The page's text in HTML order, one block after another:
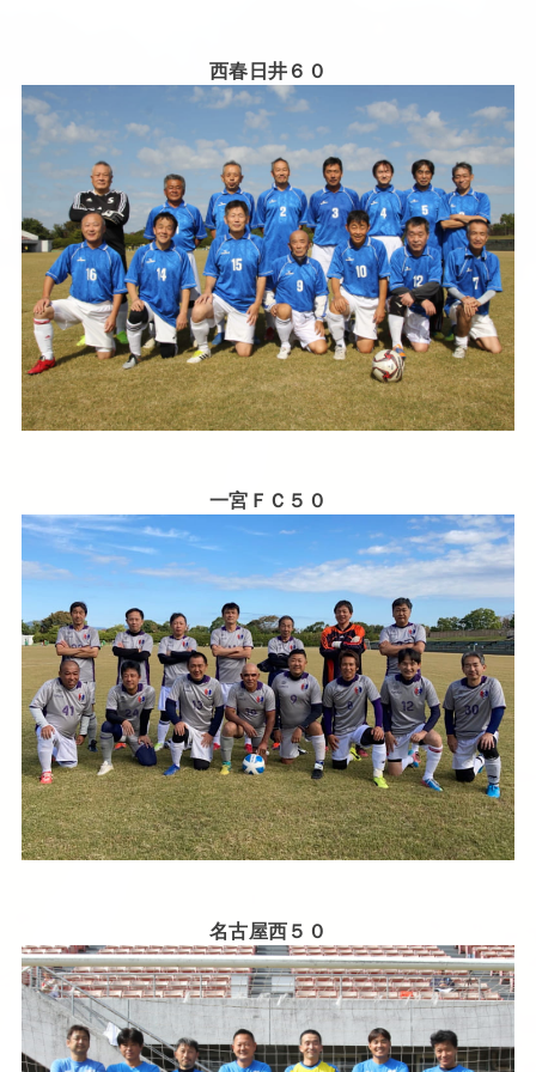
西春日井６０
一宮ＦＣ５０
名古屋西５０